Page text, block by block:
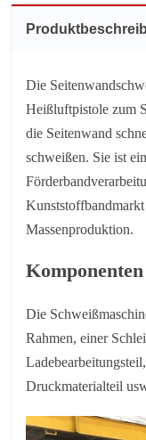
Die
Heißluftpistole zum
die Seitenwand
schweißen. Sie ist
Massenproduktion.
Komponenten
Die
Rahmen, einer
Druckmaterialteil